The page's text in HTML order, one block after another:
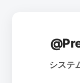
システ